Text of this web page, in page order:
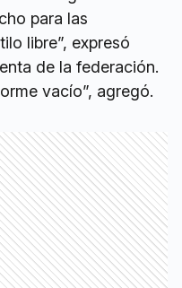
para las
libre”, expresó
de la federación.
vacío”, agregó.